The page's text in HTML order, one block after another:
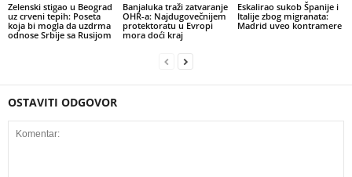
Zelenski stigao u Beograd
uz crveni tepih: Poseta
koja bi mogla da uzdrma
odnose Srbije sa Rusijom
Banjaluka traži zatvaranje
OHR-a: Najdugovečnijem
protektoratu u Evropi
mora doći kraj
Eskalirao sukob Španije i
Italije zbog migranata:
Madrid uveo kontramere
OSTAVITI ODGOVOR